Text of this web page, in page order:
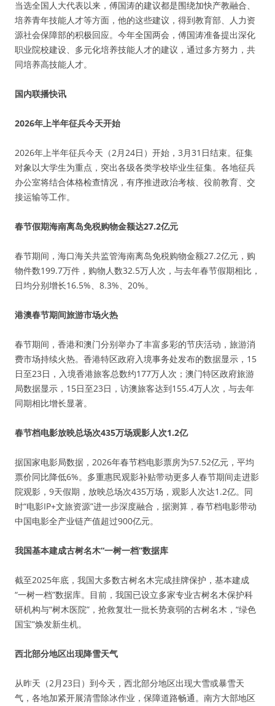
当选全国人大代表以来，傅国涛的建议都是围绕加快产教融合、
培养青年技能人才等方面，他的这些建议，得到教育部、人力资
源社会保障部的积极回应。今年全国两会，傅国涛准备提出深化
职业院校建设、多元化培养技能人才的建议，通过多方努力，共
同培养高技能人才。
国内联播快讯
2026年上半年征兵今天开始
2026年上半年征兵今天（2月24日）开始，3月31日结束。征集
对象以大学生为重点，突出各级各类学校毕业生征集。各地征兵
办公室将结合体格检查情况，有序推进政治考核、役前教育、交
接运输等工作。
春节假期海南离岛免税购物金额达27.2亿元
春节期间，海口海关共监管海南离岛免税购物金额27.2亿元，购
物件数199.7万件，购物人数32.5万人次，与去年春节假期相比，
日均分别增长16.5%、8.3%、20%。
港澳春节期间旅游市场火热
春节期间，香港和澳门分别举办了丰富多彩的节庆活动，旅游消
费市场持续火热。香港特区政府入境事务处发布的数据显示，15
日至23日，入境香港旅客总数约177万人次；澳门特区政府旅游
局数据显示，15日至23日，访澳旅客达到155.4万人次，与去年
同期相比增长显著。
春节档电影放映总场次435万场观影人次1.2亿
据国家电影局数据，2026年春节档电影票房为57.52亿元，平均
票价同比降低6%。多重惠民观影补贴带动更多人春节期间走进影
院观影，9天假期，放映总场次435万场，观影人次达1.2亿。同
时“电影IP+文旅资源”进一步深度融合，据测算，春节档电影带动
中国电影全产业链产值超过900亿元。
我国基本建成古树名木“一树一档”数据库
截至2025年底，我国大多数古树名木完成挂牌保护，基本建成
“一树一档”数据库。目前，我国已设立多家专业古树名木保护科
研机构与“树木医院”，抢救复壮一批长势衰弱的古树名木，“绿色
国宝”焕发新生机。
西北部分地区出现降雪天气
从昨天（2月23日）到今天，西北部分地区出现大雪或暴雪天
气，各地加紧开展清雪除冰作业，保障道路畅通。南方大部地区